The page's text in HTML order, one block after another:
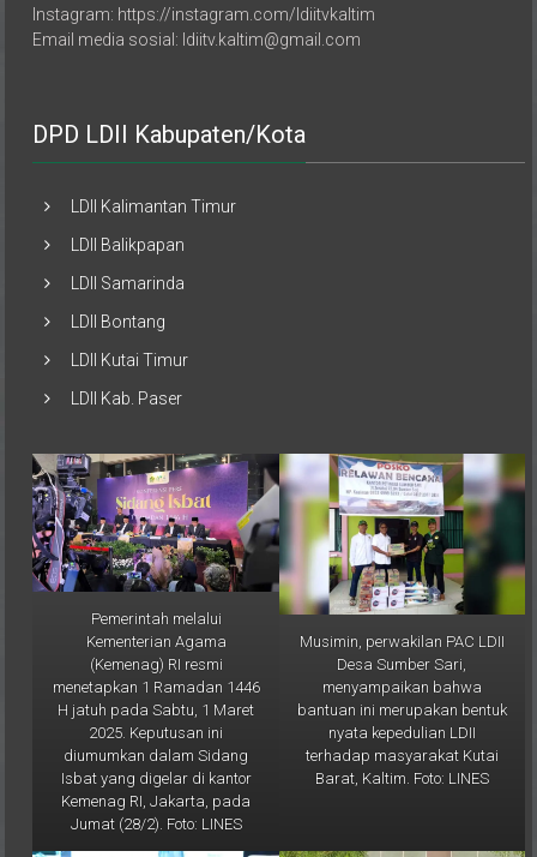
Email media sosial: ldiitv.kaltim@gmail.com
LDII Samarinda
LDII Kutai Timur
Pemerintah melalui
Kementerian Agama
(Kemenag) RI resmi
menetapkan 1 Ramadan 1446
H jatuh pada Sabtu, 1 Maret
2025. Keputusan ini
diumumkan dalam Sidang
Isbat yang digelar di kantor
Kemenag RI, Jakarta, pada
Jumat (28/2). Foto: LINES
Musimin, perwakilan PAC LDII
Desa Sumber Sari,
menyampaikan bahwa
bantuan ini merupakan bentuk
nyata kepedulian LDII
terhadap masyarakat Kutai
Barat, Kaltim. Foto: LINES